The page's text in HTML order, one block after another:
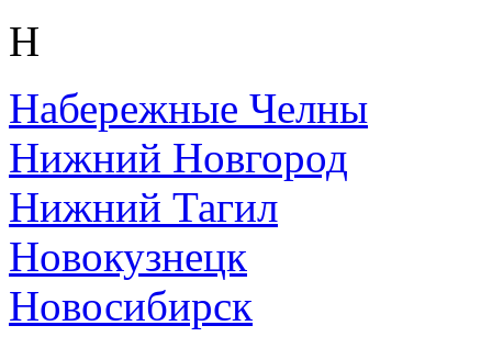
Н
Набережные Челны
Нижний Новгород
Нижний Тагил
Новокузнецк
Новосибирск